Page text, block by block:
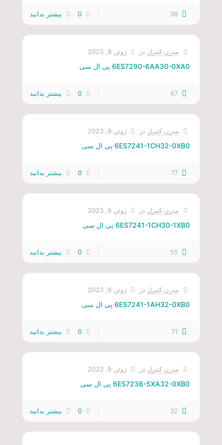
38
0 بیشتر بدانید
مدرن کنترل در ژوئن 9, 2023
6ES7290-6AA30-0XA0 پی ال سی
67
0 بیشتر بدانید
مدرن کنترل در ژوئن 9, 2023
6ES7241-1CH32-0XB0 پی ال سی
77
0 بیشتر بدانید
مدرن کنترل در ژوئن 9, 2023
6ES7241-1CH30-1XB0 پی ال سی
55
0 بیشتر بدانید
مدرن کنترل در ژوئن 9, 2023
6ES7241-1AH32-0XB0 پی ال سی
71
0 بیشتر بدانید
مدرن کنترل در ژوئن 9, 2023
6ES7238-5XA32-0XB0 پی ال سی
32
0 بیشتر بدانید